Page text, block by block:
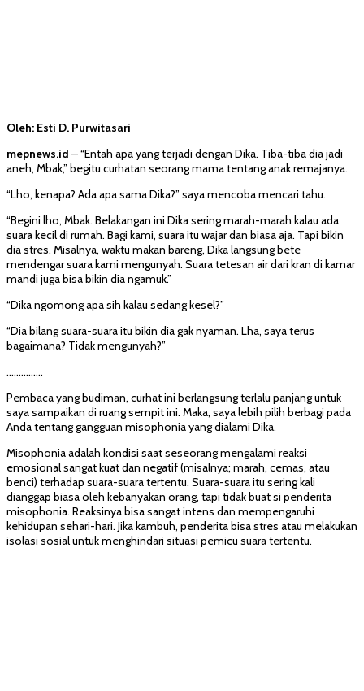
Oleh: Esti D. Purwitasari
mepnews.id – “Entah apa yang terjadi dengan Dika. Tiba-tiba dia jadi
aneh, Mbak,” begitu curhatan seorang mama tentang anak remajanya.
“Lho, kenapa? Ada apa sama Dika?” saya mencoba mencari tahu.
“Begini lho, Mbak. Belakangan ini Dika sering marah-marah kalau ada
suara kecil di rumah. Bagi kami, suara itu wajar dan biasa aja. Tapi bikin
dia stres. Misalnya, waktu makan bareng, Dika langsung bete
mendengar suara kami mengunyah. Suara tetesan air dari kran di kamar
mandi juga bisa bikin dia ngamuk.”
“Dika ngomong apa sih kalau sedang kesel?”
“Dia bilang suara-suara itu bikin dia gak nyaman. Lha, saya terus
bagaimana? Tidak mengunyah?”
……………
Pembaca yang budiman, curhat ini berlangsung terlalu panjang untuk
saya sampaikan di ruang sempit ini. Maka, saya lebih pilih berbagi pada
Anda tentang gangguan misophonia yang dialami Dika.
Misophonia adalah kondisi saat seseorang mengalami reaksi
emosional sangat kuat dan negatif (misalnya; marah, cemas, atau
benci) terhadap suara-suara tertentu. Suara-suara itu sering kali
dianggap biasa oleh kebanyakan orang, tapi tidak buat si penderita
misophonia. Reaksinya bisa sangat intens dan mempengaruhi
kehidupan sehari-hari. Jika kambuh, penderita bisa stres atau melakukan
isolasi sosial untuk menghindari situasi pemicu suara tertentu.